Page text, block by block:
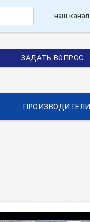
наш канал
ЗАДАТЬ ВОПРОС
ПРОИЗВОДИТЕЛИ